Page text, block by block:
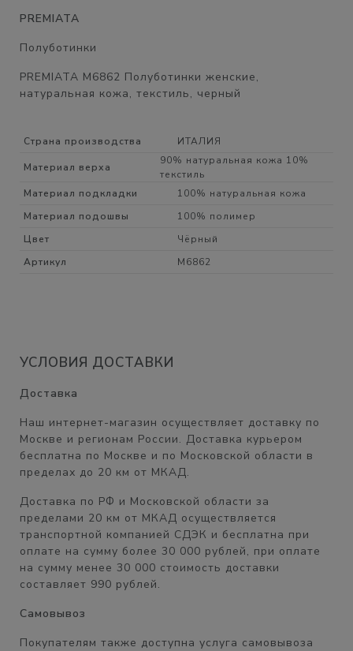
PREMIATA
Полуботинки
PREMIATA M6862 Полуботинки женские,
натуральная кожа, текстиль, черный
Страна производства ИТАЛИЯ
Материал верха
90% натуральная кожа 10%
текстиль
Материал подкладки
100% натуральная кожа
Материал подошвы
100% полимер
Цвет
Чёрный
Артикул
M6862
УСЛОВИЯ ДОСТАВКИ
Доставка
Наш интернет-магазин осуществляет доставку по
Москве и регионам России. Доставка курьером
бесплатна по Москве и по Московской области в
пределах до 20 км от МКАД.
Доставка по РФ и Московской области за
пределами 20 км от МКАД осуществляется
транспортной компанией СДЭК и бесплатна при
оплате на сумму более 30 000 рублей, при оплате
на сумму менее 30 000 стоимость доставки
составляет 990 рублей.
Самовывоз
Покупателям также доступна услуга самовывоза